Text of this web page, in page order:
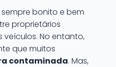
bonito e bem
proprietários
No entanto,
que muitos
contaminada. Mas,